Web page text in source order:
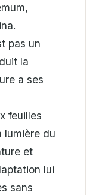
pas un
la
a ses
feuilles
lumière du
et
lui
sans